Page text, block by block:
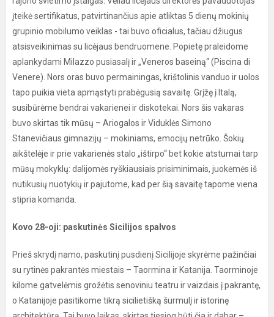
įteikė sertifikatus, patvirtinančius apie atliktas 5 dienų mokinių
grupinio mobilumo veiklas - tai buvo oficialus, tačiau džiugus
atsisveikinimas su licėjaus bendruomene. Popietę praleidome
aplankydami Milazzo pusiasalį ir „Veneros baseiną“ (Piscina di
Venere). Nors oras buvo permainingas, krištolinis vanduo ir uolos
tapo puikia vieta apmąstyti prabėgusią savaitę. Grįžę į Italą,
susibūrėme bendrai vakarienei ir diskotekai. Nors šis vakaras
buvo skirtas tik mūsų – Ariogalos ir Viduklės Simono
Stanevičiaus gimnazijų – mokiniams, emocijų netrūko. Šokių
aikštelėje ir prie vakarienės stalo „ištirpo“ bet kokie atstumai tarp
mūsų mokyklų: dalijomės ryškiausiais prisiminimais, juokėmės iš
nutikusių nuotykių ir pajutome, kad per šią savaitę tapome viena
stipria komanda.
Kovo 28-oji: paskutinės Sicilijos spalvos
Prieš skrydį namo, paskutinį pusdienį Sicilijoje skyrėme pažinčiai
su rytinės pakrantės miestais – Taormina ir Katanija. Taorminoje
kilome gatvelėmis grožėtis senoviniu teatru ir vaizdais į pakrantę,
o Katanijoje pasitikome tikrą sicilietišką šurmulį ir istorinę